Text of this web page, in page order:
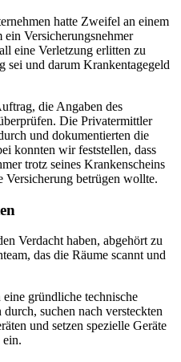
hatte Zweifel an einem
Versicherungsnehmer
eine Verletzung erlitten zu
sei und darum Krankentagegeld
die Angaben des
Die Privatermittler
und dokumentierten die
konnten wir feststellen, dass
trotz seines Krankenscheins
Versicherung betrügen wollte.
Verdacht haben, abgehört zu
das die Räume scannt und
gründliche technische
suchen nach versteckten
und setzen spezielle Geräte